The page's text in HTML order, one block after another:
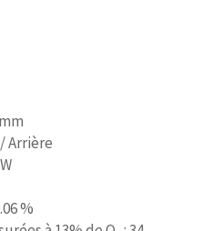
Arrière
%